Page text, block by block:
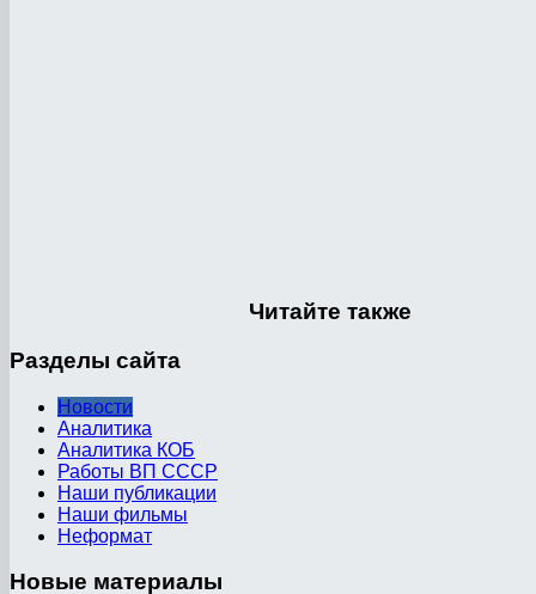
Читайте также
Разделы сайта
Новости
Аналитика
Аналитика КОБ
Работы ВП СССР
Наши публикации
Наши фильмы
Неформат
Новые материалы